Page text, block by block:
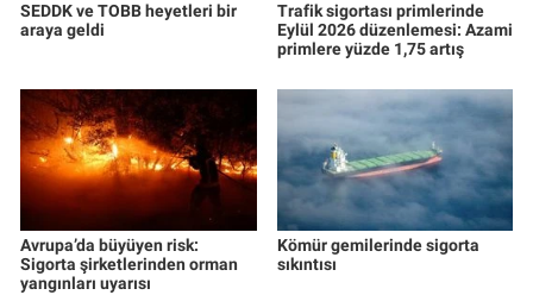
SEDDK ve TOBB heyetleri bir
araya geldi
Trafik sigortası primlerinde
Eylül 2026 düzenlemesi: Azami
primlere yüzde 1,75 artış
Avrupa’da büyüyen risk:
Sigorta şirketlerinden orman
yangınları uyarısı
Kömür gemilerinde sigorta
sıkıntısı